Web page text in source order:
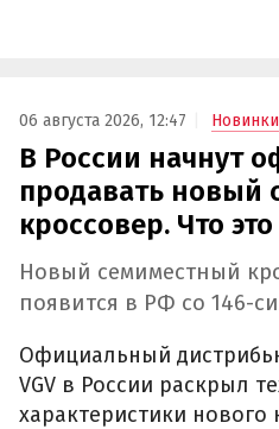
06 августа 2026, 12:47 Новинки
В России начнут
продавать новый
кроссовер. Что
Новый семиместный
появится в РФ со 146-
Официальный
VGV в России раскрыл
характеристики нового